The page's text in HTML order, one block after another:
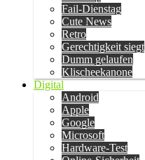
Fail-Dienstag
Cute News
Retro
Gerechtigkeit siegt
Dumm gelaufen
Klischeekanone
Digital
Android
Apple
Google
Microsoft
Hardware-Test